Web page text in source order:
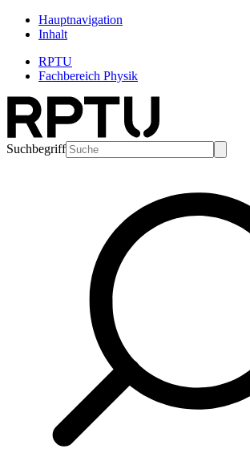
Hauptnavigation
Inhalt
RPTU
Fachbereich Physik
Suchbegriff